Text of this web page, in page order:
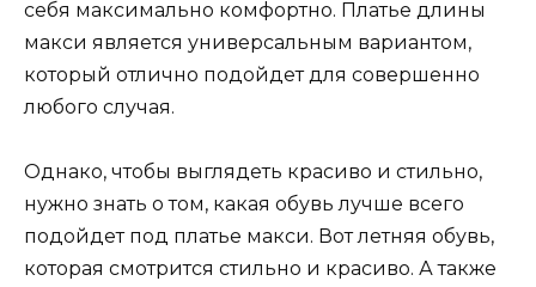
себя максимально комфортно. Платье длины
макси является универсальным вариантом,
который отлично подойдет для совершенно
любого случая.
Однако, чтобы выглядеть красиво и стильно,
нужно знать о том, какая обувь лучше всего
подойдет под платье макси. Вот летняя обувь,
которая смотрится стильно и красиво. А также